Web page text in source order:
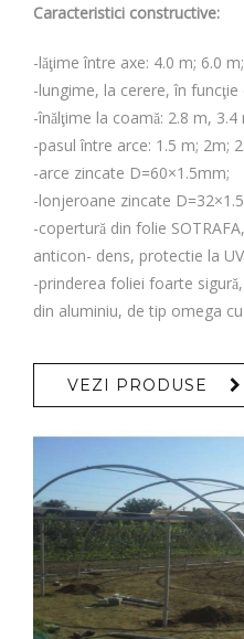
Caracteristici constructive:
-lăţime între axe: 4.0 m; 6.0
-lungime, la cerere, în
-înălţime la coamă: 2.8 m, 3.4
-pasul între arce: 1.5 m; 2m;
-arce zincate D=60×1.5mm;
-lonjeroane zincate
-copertură din folie
anticon- dens, protectie la
-prinderea foliei foarte
din aluminiu, de tip omega cu
VEZI PRODUSE